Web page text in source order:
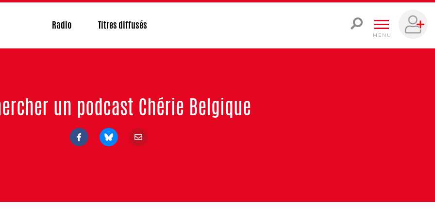
Radio Titres diffusés
MENU
un podcast Chérie Belgique